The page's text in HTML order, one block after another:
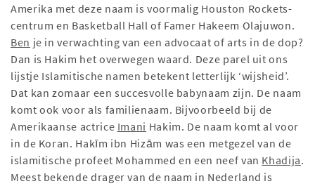
Amerika met deze naam is voormalig Houston Rockets-
centrum en Basketball Hall of Famer Hakeem Olajuwon.
Ben je in verwachting van een advocaat of arts in de dop?
Dan is Hakim het overwegen waard. Deze parel uit ons
lijstje Islamitische namen betekent letterlijk ‘wijsheid’.
Dat kan zomaar een succesvolle babynaam zijn. De naam
komt ook voor als familienaam. Bijvoorbeeld bij de
Amerikaanse actrice Imani Hakim. De naam komt al voor
in de Koran. Hakīm ibn Hizām was een metgezel van de
islamitische profeet Mohammed en een neef van Khadija.
Meest bekende drager van de naam in Nederland is